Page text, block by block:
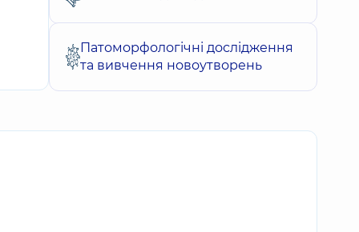
Патоморфологічні дослідження
та вивчення новоутворень